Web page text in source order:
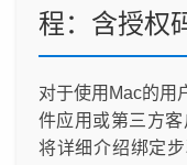
程：含授权
对于使用Mac的用
件应用或第三方
将详细介绍绑定